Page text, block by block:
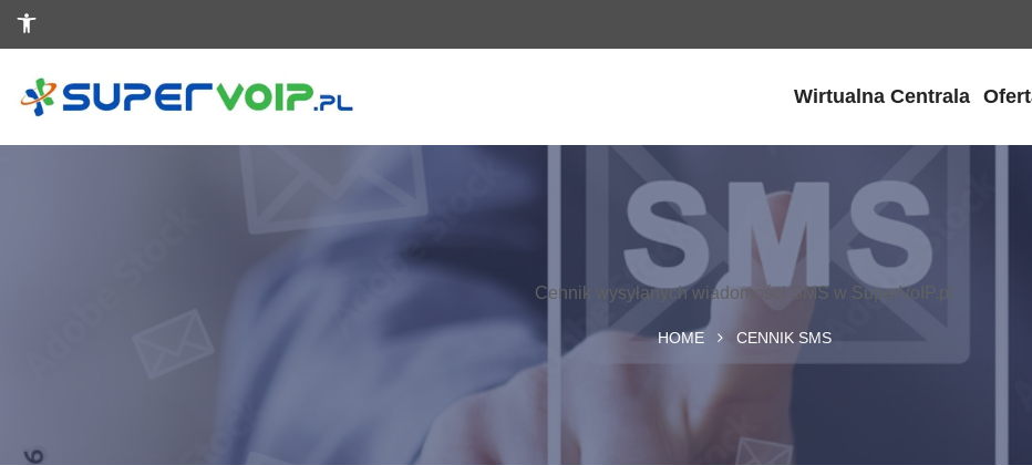
Otwórz pasek narzędzi
Wirtualna Centrala
Cennik wysyłanych wiadomości SMS w SuperVoIP.pl
HOME CENNIK SMS